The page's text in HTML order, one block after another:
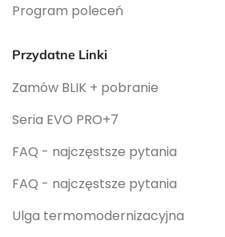
Program poleceń
Przydatne Linki
Zamów BLIK + pobranie
Seria EVO PRO+7
FAQ - najczęstsze pytania
FAQ - najczęstsze pytania
Ulga termomodernizacyjna